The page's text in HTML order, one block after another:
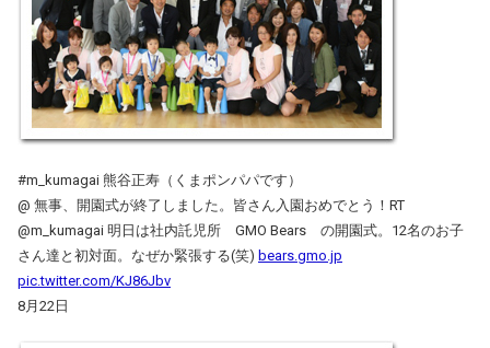
#m_kumagai 熊谷正寿（くまポンパパです）
@ 無事、開園式が終了しました。皆さん入園おめでとう！RT
@m_kumagai 明日は社内託児所 GMO Bears の開園式。12名のお子
さん達と初対面。なぜか緊張する(笑) bears.gmo.jp
pic.twitter.com/KJ86Jbv
8月22日